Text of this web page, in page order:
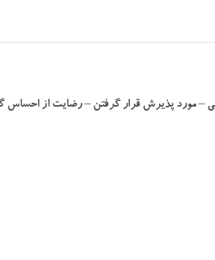
– مورد پذیرش قرار گرفتن – رضایت از احساس